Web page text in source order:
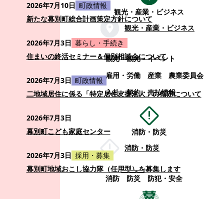
観光・産業・ビジネス
観光・産業・ビジネス
観光
観光・イベント
雇用・労働
産業
農業委員会
入札・契約・売払情報
消防・防災
消防・防災
消防 防災 防犯・安全
2026年7月10日 町政情報
新たな幕別町総合計画策定方針について
2026年7月3日 暮らし・手続き
住まいの終活セミナー＆個別相談会について
2026年7月3日 町政情報
二地域居住に係る「特定居住支援法人」の指定について
2026年7月3日
幕別町こども家庭センター
2026年7月3日 採用・募集
幕別町地域おこし協力隊（任用型）を募集します